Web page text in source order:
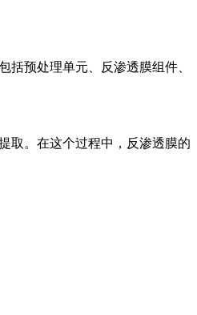
预处理单元、反渗透膜组件、
取。在这个过程中，反渗透膜的